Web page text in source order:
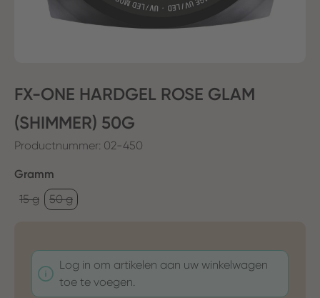
FX-ONE HARDGEL ROSE GLAM
(SHIMMER) 50G
Productnummer: 02-450
Selecteer
Gramm
15 g
50 g
Log in om artikelen aan uw winkelwagen
toe te voegen.